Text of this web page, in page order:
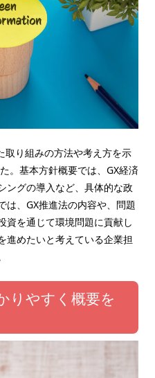
取り組みの方法や考え方を示
。基本方針概要では、GX経済
ングの導入など、具体的な政
は、GX推進法の内容や、問題
資を通じて環境問題に貢献し
進めたいと考えている企業担
りやすく概要を